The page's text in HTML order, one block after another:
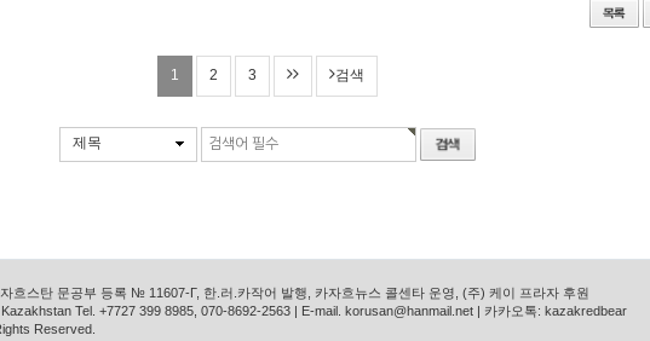
1 2 3 검색
제목
흐스탄 문공부 등록 № 11607-Г, 한.러.카작어 발행, 카자흐뉴스 콜센타 운영, (주) 케이 프라자 후원
Tel. +7727 399 8985, 070-8692-2563 | E-mail. korusan@hanmail.net | 카카오톡: kazakredbear
Reserved.